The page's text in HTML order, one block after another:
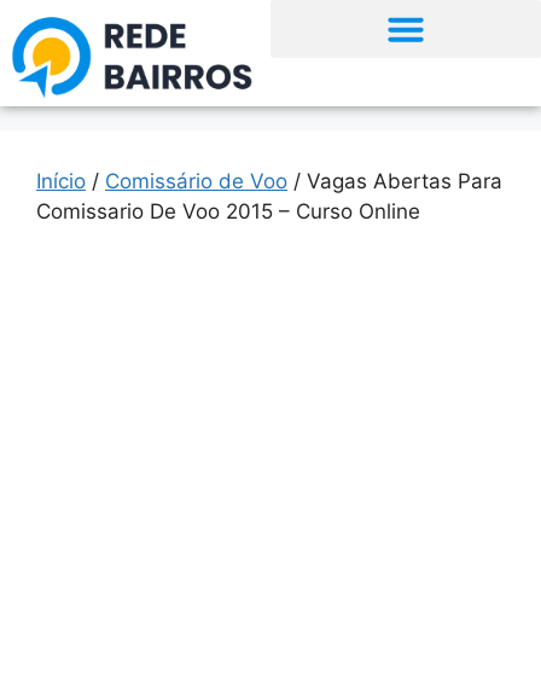
Início / Comissário de Voo / Vagas Abertas Para
Comissario De Voo 2015 – Curso Online